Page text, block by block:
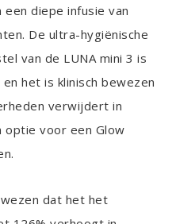
diepe infusie van
De ultra-hygiënische
van de LUNA mini 3 is
het is klinisch bewezen
verwijdert in
optie voor een Glow
dat het het